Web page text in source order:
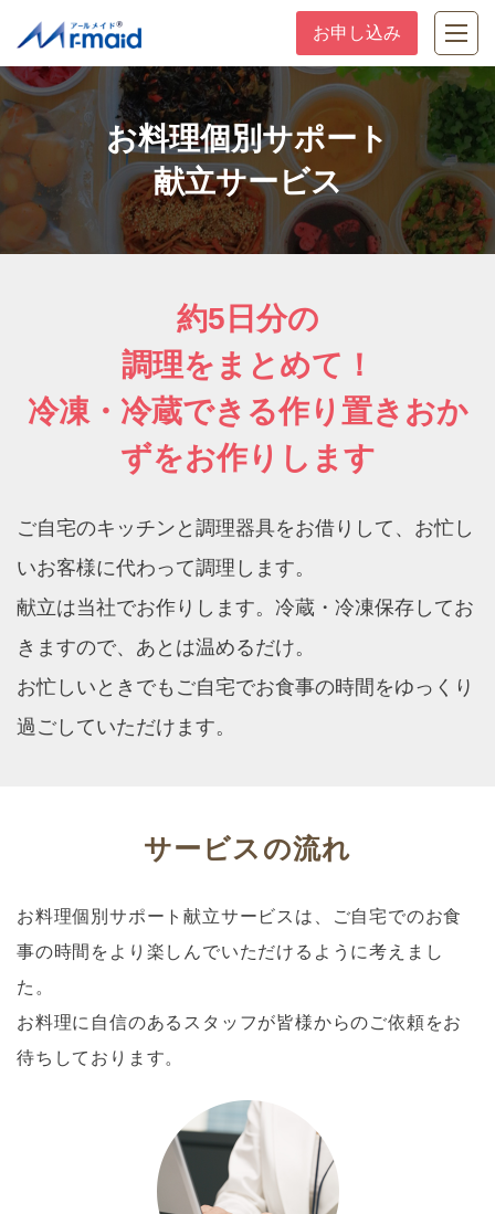
お申し込み
お料理個別サポート献立サービス
お料理個別サポート
献立サービス
約5日分の
調理をまとめて！
冷凍・冷蔵できる作り置きおか
ずをお作りします
ご自宅のキッチンと調理器具をお借りして、お忙し
いお客様に代わって調理します。
献立は当社でお作りします。冷蔵・冷凍保存してお
きますので、あとは温めるだけ。
お忙しいときでもご自宅でお食事の時間をゆっくり
過ごしていただけます。
サービスの流れ
お料理個別サポート献立サービスは、ご自宅でのお食
事の時間をより楽しんでいただけるように考えまし
た。
お料理に自信のあるスタッフが皆様からのご依頼をお
待ちしております。